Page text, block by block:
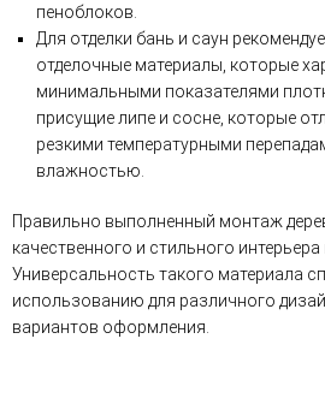
пеноблоков.
Для отделки бань и саун
отделочные материалы, которые
минимальными показателями
присущие липе и сосне, которые
резкими температурными
влажностью.
Правильно выполненный монтаж
качественного и стильного интерьера
Универсальность такого материала
использованию для различного
вариантов оформления.